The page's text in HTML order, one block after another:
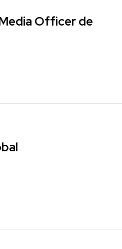
Officer de